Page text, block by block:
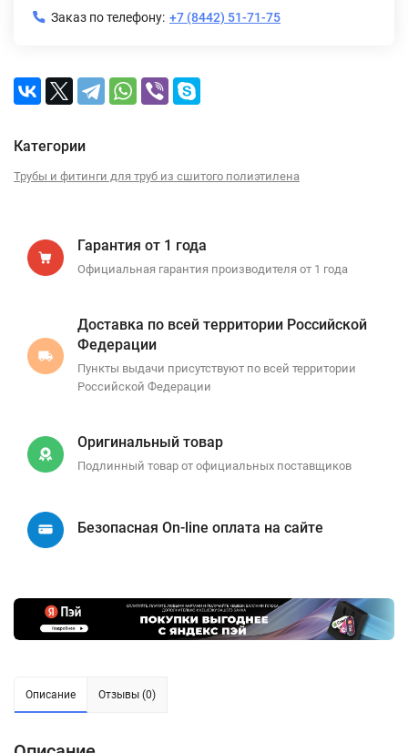
Заказ по телефону: +7 (8442) 51-71-75
Категории
Трубы и фитинги для труб из сшитого полиэтилена
Гарантия от 1 года
Официальная гарантия производителя от 1 года
Доставка по всей территории Российской
Федерации
Пункты выдачи присутствуют по всей территории
Российской Федерации
Оригинальный товар
Подлинный товар от официальных поставщиков
Безопасная On-line оплата на сайте
Описание Отзывы (0)